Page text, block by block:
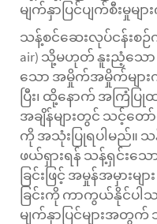
မျက်နှာပြင်ပျက်စီးမှု
သန့်စင်ဆေးလုပ်ငန်းစဉ်ကို
air) သို့မဟုတ် နူးညံ့သော
သော အမှိုက်အမှိုက်များ
ပြီး၊ ထို့နောက် အကြံပြု
အချိန်များတွင် သင့်တေ
ကို အသုံးပြုရပါမည်။ သ
ဖယ်ရှားရန် သန့်ရှင်းသေ
ခြင်းဖြင့် အမှုန်အမှား
ခြင်းကို ကာကွယ်နိုင်ပါ
မျက်နှာပြင်များအတွ